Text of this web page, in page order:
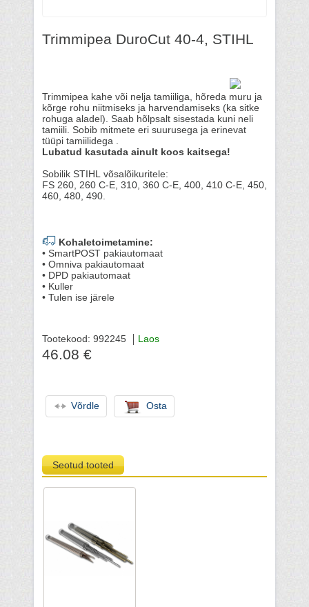
Trimmipea DuroCut 40-4, STIHL
Trimmipea kahe või nelja tamiiliga, hõreda muru ja
kõrge rohu niitmiseks ja harvendamiseks (ka sitke
rohuga aladel). Saab hõlpsalt sisestada kuni neli
tamiili. Sobib mitmete eri suurusega ja erinevat
tüüpi tamiilidega .
Lubatud kasutada ainult koos kaitsega!
Sobilik STIHL võsalõikuritele:
FS 260, 260 C-E, 310, 360 C-E, 400, 410 C-E, 450,
460, 480, 490.
Kohaletoimetamine:
• SmartPOST pakiautomaat
• Omniva pakiautomaat
• DPD pakiautomaat
• Kuller
• Tulen ise järele
Tootekood: 992245 Laos
46.08 €
Võrdle Osta
Seotud tooted